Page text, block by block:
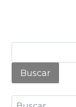
Buscar: